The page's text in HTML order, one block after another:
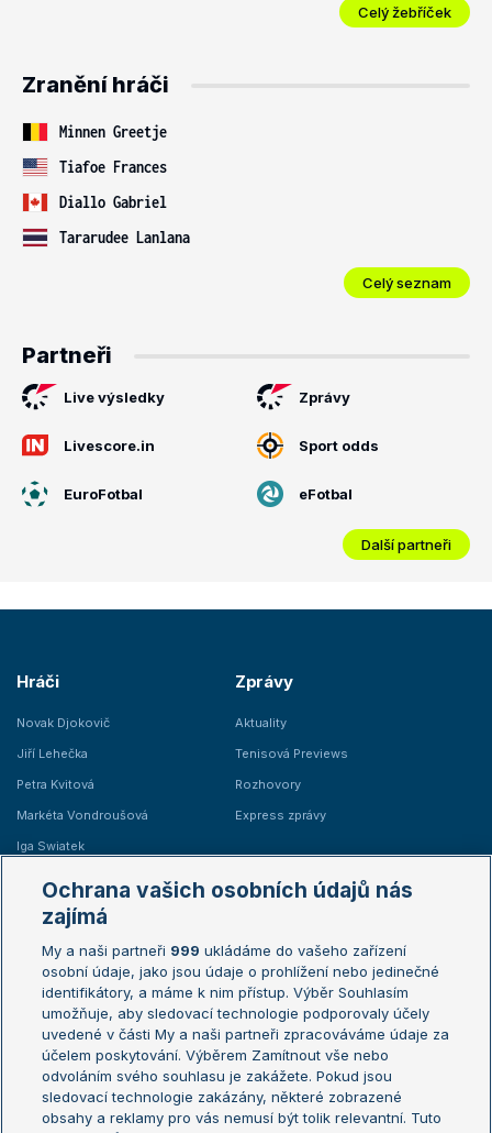
Celý žebříček
Zranění hráči
Minnen Greetje
Tiafoe Frances
Diallo Gabriel
Tararudee Lanlana
Celý seznam
Partneři
Live výsledky Zprávy
Livescore.in Sport odds
EuroFotbal eFotbal
Další partneři
Hráči
Novak Djokovič
Jiří Lehečka
Petra Kvitová
Markéta Vondroušová
Iga Swiatek
Zprávy
Aktuality
Tenisová Previews
Rozhovory
Express zprávy
Žebříčky
Žebříček ATP (muži)
Žebříček WTA (ženy)
Sázkařský žebříček
Australian Open
French Open
Wimbledon
US Open
Turnaj mistrů
Turnaj mistryň
Ochrana vašich osobních údajů nás
zajímá
My a naši partneři 999 ukládáme do vašeho zařízení
osobní údaje, jako jsou údaje o prohlížení nebo jedinečné
identifikátory, a máme k nim přístup. Výběr Souhlasím
umožňuje, aby sledovací technologie podporovaly účely
uvedené v části My a naši partneři zpracováváme údaje za
účelem poskytování. Výběrem Zamítnout vše nebo
odvoláním svého souhlasu je zakážete. Pokud jsou
sledovací technologie zakázány, některé zobrazené
obsahy a reklamy pro vás nemusí být tolik relevantní. Tuto